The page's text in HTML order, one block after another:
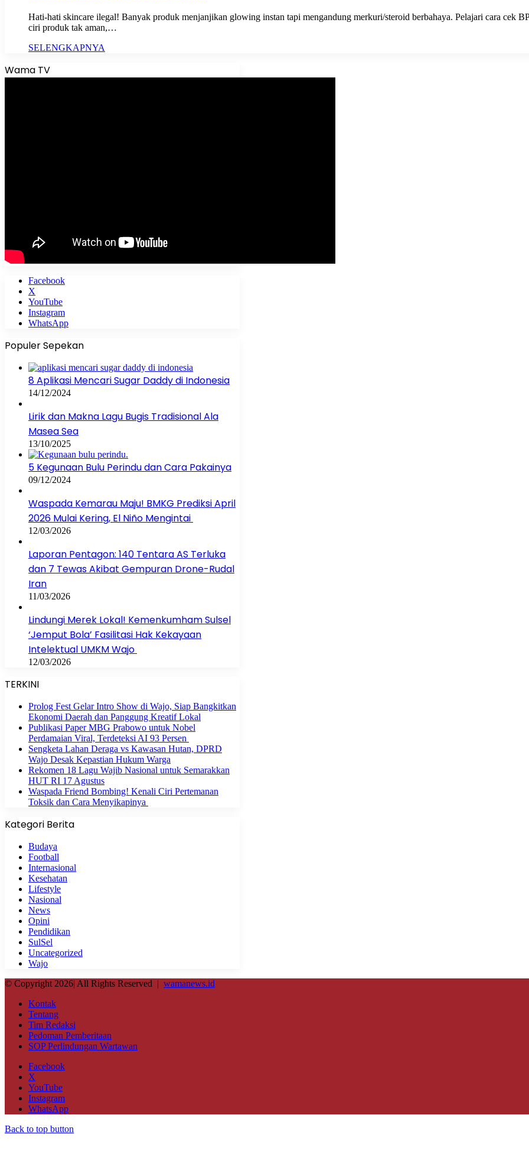
Hati-hati skincare ilegal! Banyak produk menjanjikan glowing instan tapi mengandung merkuri/steroid berbahaya. Pelajari cara cek
ciri produk tak aman,…
SELENGKAPNYA
Wama TV
Facebook
X
YouTube
Instagram
WhatsApp
Populer Sepekan
8 Aplikasi Mencari Sugar Daddy di Indonesia
14/12/2024
Lirik dan Makna Lagu Bugis Tradisional Ala
Masea Sea
13/10/2025
5 Kegunaan Bulu Perindu dan Cara Pakainya
09/12/2024
Waspada Kemarau Maju! BMKG Prediksi April
2026 Mulai Kering, El Niño Mengintai
12/03/2026
Laporan Pentagon: 140 Tentara AS Terluka
dan 7 Tewas Akibat Gempuran Drone-Rudal
Iran
11/03/2026
Lindungi Merek Lokal! Kemenkumham Sulsel
‘Jemput Bola’ Fasilitasi Hak Kekayaan
Intelektual UMKM Wajo
12/03/2026
TERKINI
Prolog Fest Gelar Intro Show di Wajo, Siap Bangkitkan
Ekonomi Daerah dan Panggung Kreatif Lokal
Publikasi Paper MBG Prabowo untuk Nobel
Perdamaian Viral, Terdeteksi AI 93 Persen
Sengketa Lahan Deraga vs Kawasan Hutan, DPRD
Wajo Desak Kepastian Hukum Warga
Rekomen 18 Lagu Wajib Nasional untuk Semarakkan
HUT RI 17 Agustus
Waspada Friend Bombing! Kenali Ciri Pertemanan
Toksik dan Cara Menyikapinya
Kategori Berita
Budaya
Football
Internasional
Kesehatan
Lifestyle
Nasional
News
Opini
Pendidikan
SulSel
Uncategorized
Wajo
© Copyright 2026| All Rights Reserved | wamanews.id
Kontak
Tentang
Tim Redaksi
Pedoman Pemberitaan
SOP Perlindungan Wartawan
Facebook
X
YouTube
Instagram
WhatsApp
Back to top button